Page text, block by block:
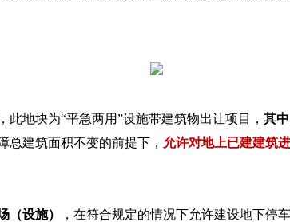
此地块为“平急两用”设施带建筑物出让项目， 其
总建筑面积不变的前提下， 允许对地上已建建筑
（设施）
，在符合规定的情况下允许建设地下停